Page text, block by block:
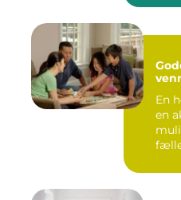
En
en